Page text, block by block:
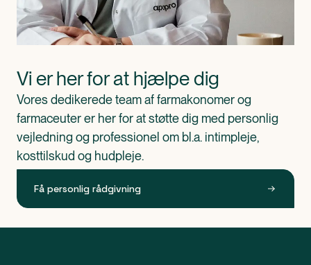
Vi er her for at hjælpe dig
Vores dedikerede team af farmakonomer og
farmaceuter er her for at støtte dig med personlig
vejledning og professionel om bl.a. intimpleje,
kosttilskud og hudpleje.
Få personlig rådgivning